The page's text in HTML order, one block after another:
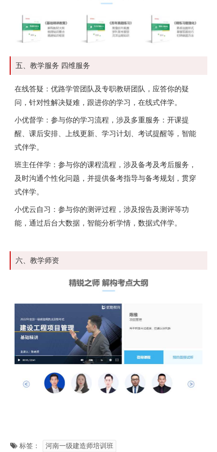
五、教学服务 四维服务
在线答疑：优路学管团队及专职教研团队，应答你的疑
问，针对性解决疑难，跟进你的学习，在线式伴学。
小优督学：参与你的学习流程，涉及多重服务：开课提
醒、课后安排、上线更新、学习计划、考试提醒等，智能
式伴学。
班主任伴学：参与你的课程流程，涉及备考及考后服务，
及时沟通个性化问题，并提供备考指导与备考规划，贯穿
式伴学。
小优云自习：参与你的测评过程，涉及报告及测评等功
能，通过后台大数据，智能分析学情，数据式伴学。
六、教学师资
标签： 河南一级建造师培训班